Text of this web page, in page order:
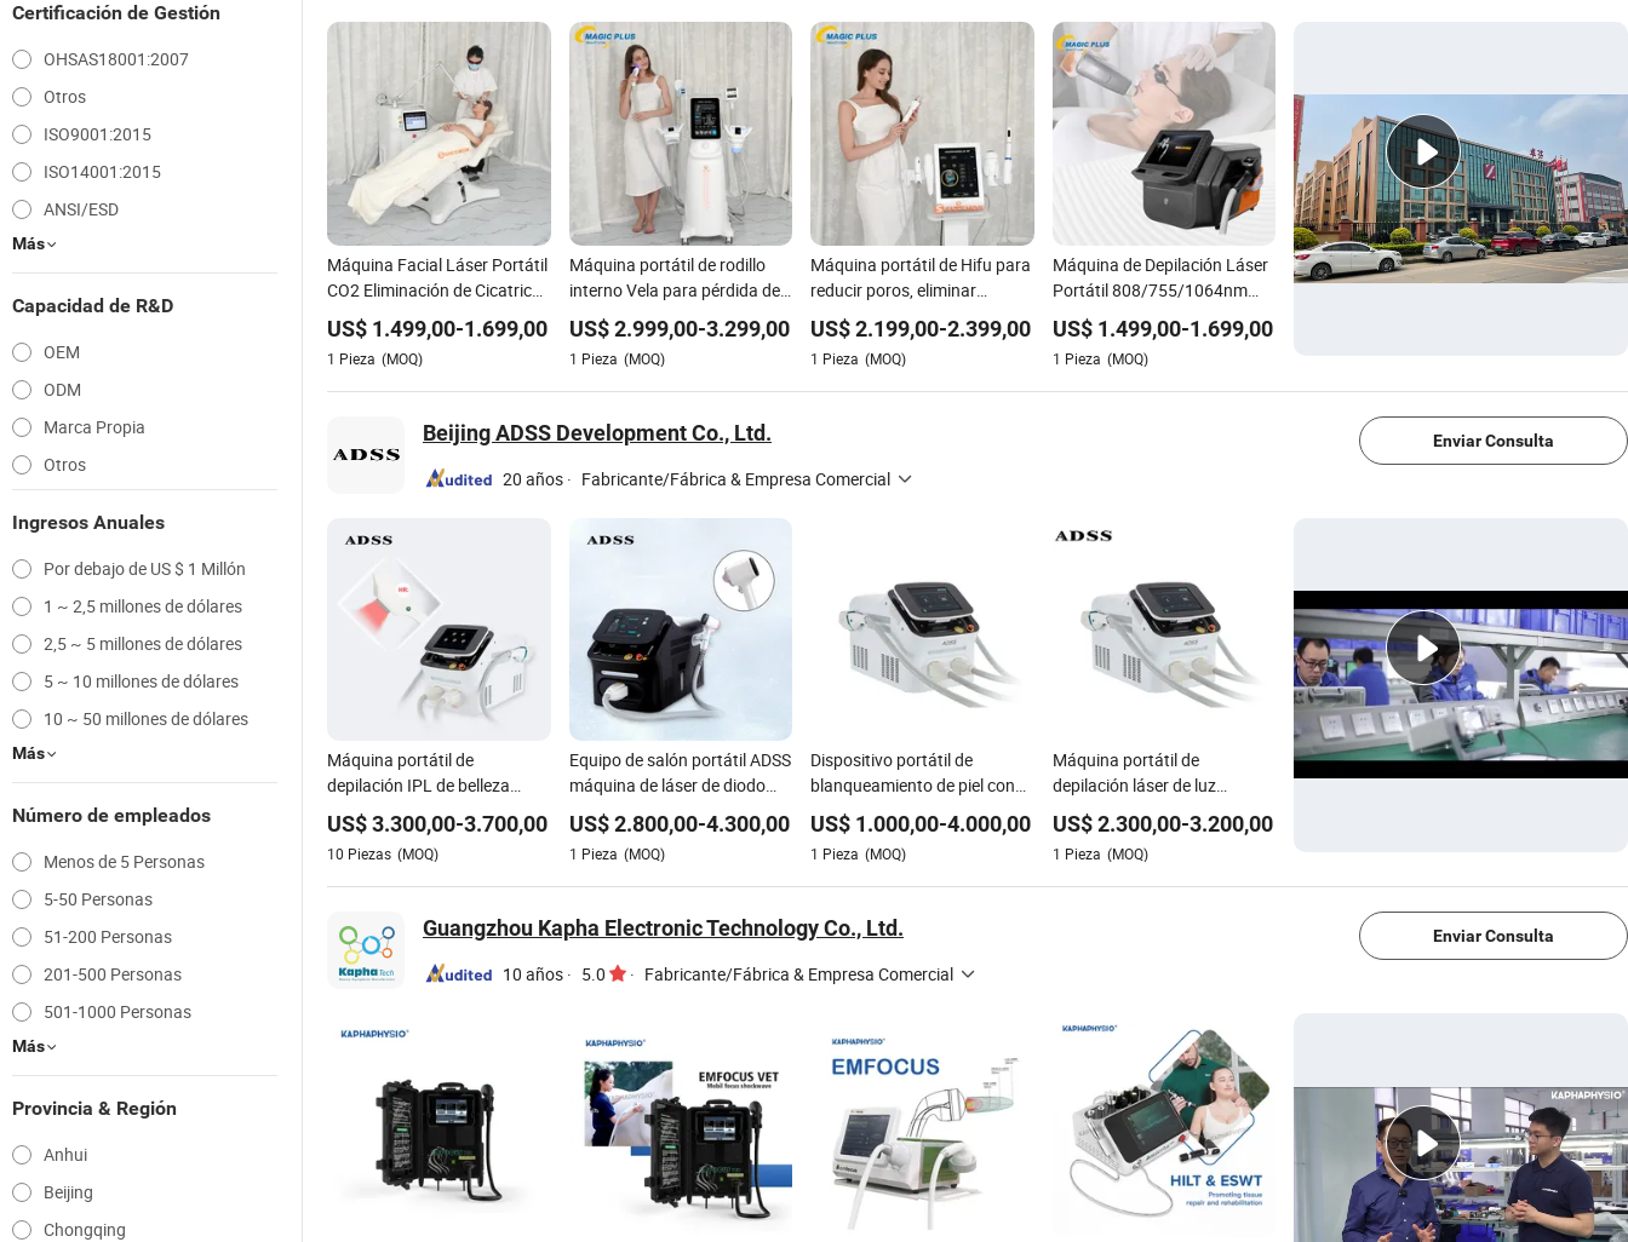
Certificación de Gestión
OHSAS18001:2007
Otros
ISO9001:2015
ISO14001:2015
ANSI/ESD
Más
Capacidad de R&D
OEM
ODM
Marca Propia
Otros
Ingresos Anuales
Por debajo de US $ 1 Millón
1 ~ 2,5 millones de dólares
2,5 ~ 5 millones de dólares
5 ~ 10 millones de dólares
10 ~ 50 millones de dólares
Más
Número de empleados
Menos de 5 Personas
5-50 Personas
51-200 Personas
201-500 Personas
501-1000 Personas
Más
Provincia & Región
Anhui
Beijing
Chongqing
Máquina Facial Láser Portátil
CO2 Eliminación de Cicatrices
de Acné Reafirmación
Vaginal Rejuvenecimiento
CO2 Máquina Láser
Fraccionada
US$ 1.499,00-1.699,00
1 Pieza (MOQ)
Máquina portátil de rodillo
interno Vela para pérdida de
peso corporal, rodillo de
masaje corporal, equipo de
belleza de masaje
US$2.999,00-3.299,00
1 Pieza (MOQ)
Máquina portátil de Hifu para
reducir poros, eliminar
arrugas en el cuello, levantar
ojos, anti envejecimiento 7D
máquina de microneedling RF
Hifu
US$2.199,00-2.399,00
1 Pieza (MOQ)
Máquina de Depilación Láser
Portátil 808/755/1064nm
Rejuvenecimiento de Piel
Máquina de Depilación Láser
de Diodo
US$ 1.499,00-1.699,00
1 Pieza (MOQ)
Beijing ADSS Development Co., Ltd.
20 años · Fabricante/Fábrica & Empresa Comercial
Enviar Consulta
Máquina portátil de
depilación IPL de belleza
ADSS
US$3.300,00-3.700,00
10 Piezas (MOQ)
Equipo de salón portátil ADSS
máquina de láser de diodo
para depilación
US$2.800,00-4.300,00
1 Pieza (MOQ)
Dispositivo portátil de
blanqueamiento de piel con
pulso, retraso, IPL, RF,
máquina Elight con servicio
OEM/ODM
US$ 1.000,00-4.000,00
1 Pieza (MOQ)
Máquina portátil de
depilación láser de luz
pulsada dinámica
US$2.300,00-3.200,00
1 Pieza (MOQ)
Guangzhou Kapha Electronic Technology Co., Ltd.
10 años · 5.0 · Fabricante/Fábrica & Empresa Comercial
Enviar Consulta